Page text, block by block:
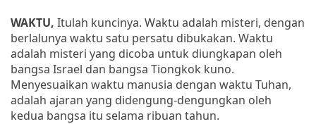
WAKTU, Itulah kuncinya. Waktu adalah misteri, dengan
berlalunya waktu satu persatu dibukakan. Waktu
adalah misteri yang dicoba untuk diungkapan oleh
bangsa Israel dan bangsa Tiongkok kuno.
Menyesuaikan waktu manusia dengan waktu Tuhan,
adalah ajaran yang didengung-dengungkan oleh
kedua bangsa itu selama ribuan tahun.